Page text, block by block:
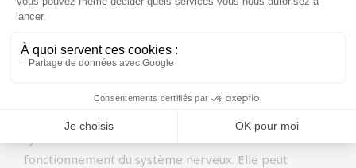
Les bananes sont riches en vitamines et en minéraux.
B11 (acide folique) et des minéraux tels que le
C, antioxydant naturel, peut renforcer l’immunité. La
fonctionnement du système nerveux. Elle peut